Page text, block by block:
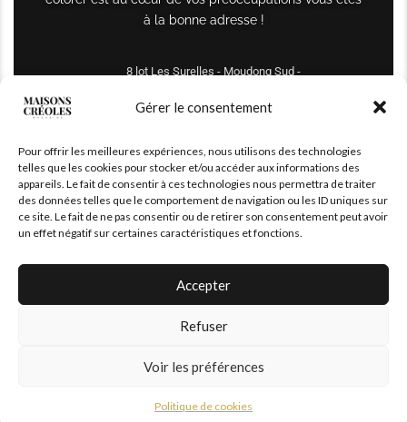
Gérer le consentement
Pour offrir les meilleures expériences, nous utilisons des technologies
telles que les cookies pour stocker et/ou accéder aux informations des
appareils. Le fait de consentir à ces technologies nous permettra de traiter
des données telles que le comportement de navigation ou les ID uniques sur
ce site. Le fait de ne pas consentir ou de retirer son consentement peut avoir
un effet négatif sur certaines caractéristiques et fonctions.
Accepter
Refuser
Voir les préférences
Politique de cookies
à la bonne adresse !
8 lot Les Surelles - Moudong Sud -
maisonscreoles.immo@gmail.com
© 2026 – All Right Reserved. Designed and Developed by